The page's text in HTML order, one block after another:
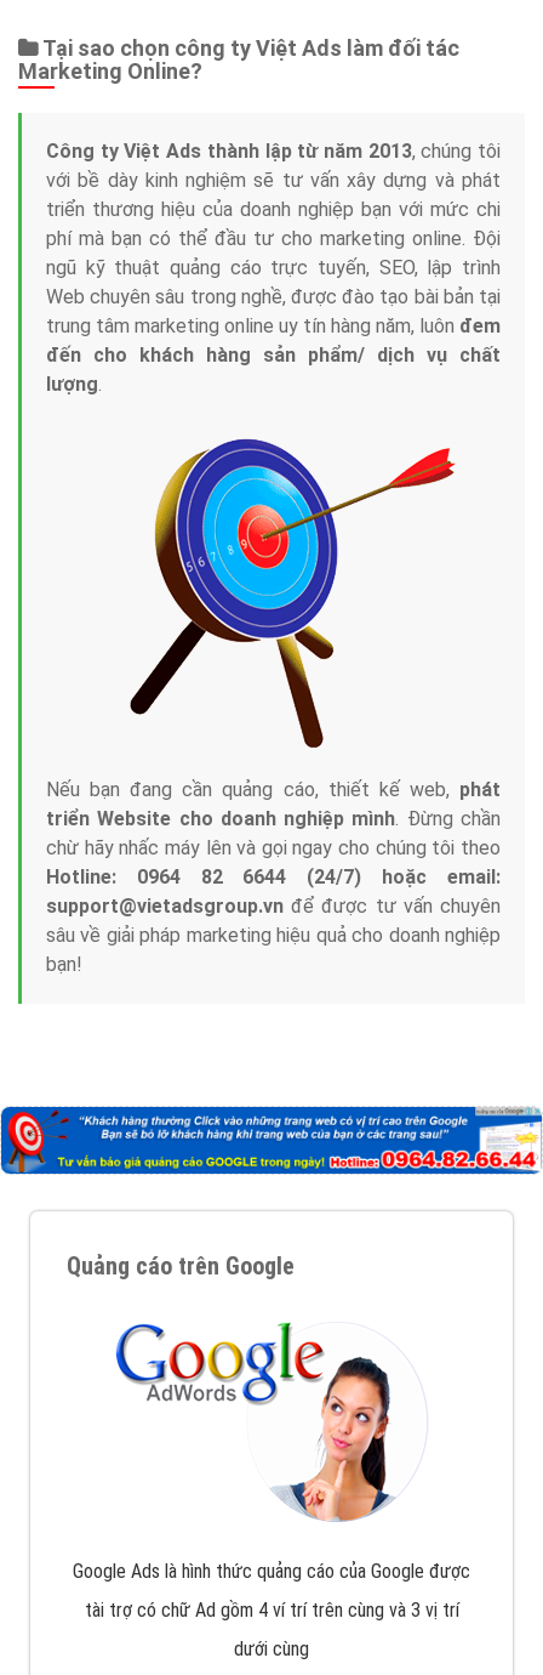
Tại sao chọn công ty Việt Ads làm đối tác
Marketing Online?
Công ty Việt Ads thành lập từ năm 2013, chúng tôi
với bề dày kinh nghiệm sẽ tư vấn xây dựng và phát
triển thương hiệu của doanh nghiệp bạn với mức chi
phí mà bạn có thể đầu tư cho marketing online. Đội
ngũ kỹ thuật quảng cáo trực tuyến, SEO, lập trình
Web chuyên sâu trong nghề, được đào tạo bài bản tại
trung tâm marketing online uy tín hàng năm, luôn đem
đến cho khách hàng sản phẩm/ dịch vụ chất
lượng.
Nếu bạn đang cần quảng cáo, thiết kế web, phát
triển Website cho doanh nghiệp mình. Đừng chần
chừ hãy nhấc máy lên và gọi ngay cho chúng tôi theo
Hotline: 0964 82 6644 (24/7) hoặc email:
support@vietadsgroup.vn để được tư vấn chuyên
sâu về giải pháp marketing hiệu quả cho doanh nghiệp
bạn!
Quảng cáo trên Google
Google Ads là hình thức quảng cáo của Google được
tài trợ có chữ Ad gồm 4 ví trí trên cùng và 3 vị trí
dưới cùng